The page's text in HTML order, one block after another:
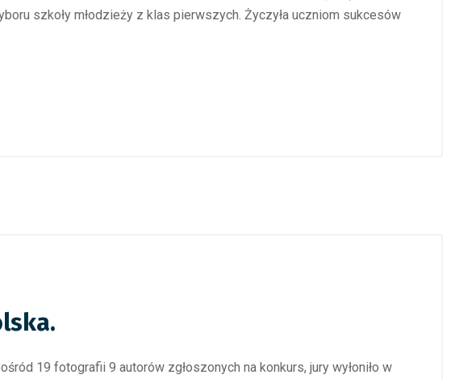
szkoły młodzieży z klas pierwszych. Życzyła uczniom sukcesów
19 fotografii 9 autorów zgłoszonych na konkurs, jury wyłoniło w